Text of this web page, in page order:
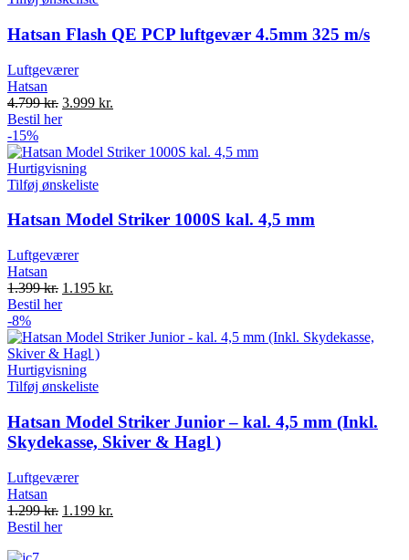
Hatsan Flash QE PCP luftgevær 4.5mm 325 m/s
Luftgeværer
Hatsan
4.799kr. Original
price
4.799 kr..
3.999 kr.
3.999 kr..
Bestil her
-15%
Hurtigvisning
Tilføj ønskeliste
Hatsan Model Striker 1000S kal. 4,5 mm
Luftgeværer
Hatsan
1.399kr. Original
price
1.399 kr..
1.195 kr.
1.195 kr..
Bestil her
-8%
Hurtigvisning
Tilføj ønskeliste
Hatsan Model Striker Junior – kal. 4,5 mm (Inkl.
Skydekasse, Skiver & Hagl )
Luftgeværer
Hatsan
1.299kr. Original
price
1.199 kr.
Bestil her